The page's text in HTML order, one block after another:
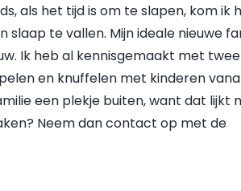
als het tijd is om te slapen, kom ik
te vallen. Mijn ideale nieuwe
Ik heb al kennisgemaakt met twee
en knuffelen met kinderen
een plekje buiten, want dat lijkt
Neem dan contact op met de